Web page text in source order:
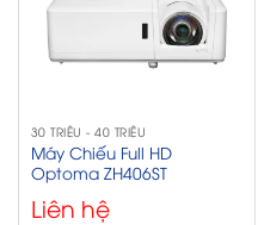
30 TRIỆU - 40 TRIỆU
Máy Chiếu Full HD
Optoma ZH406ST
Liên hệ